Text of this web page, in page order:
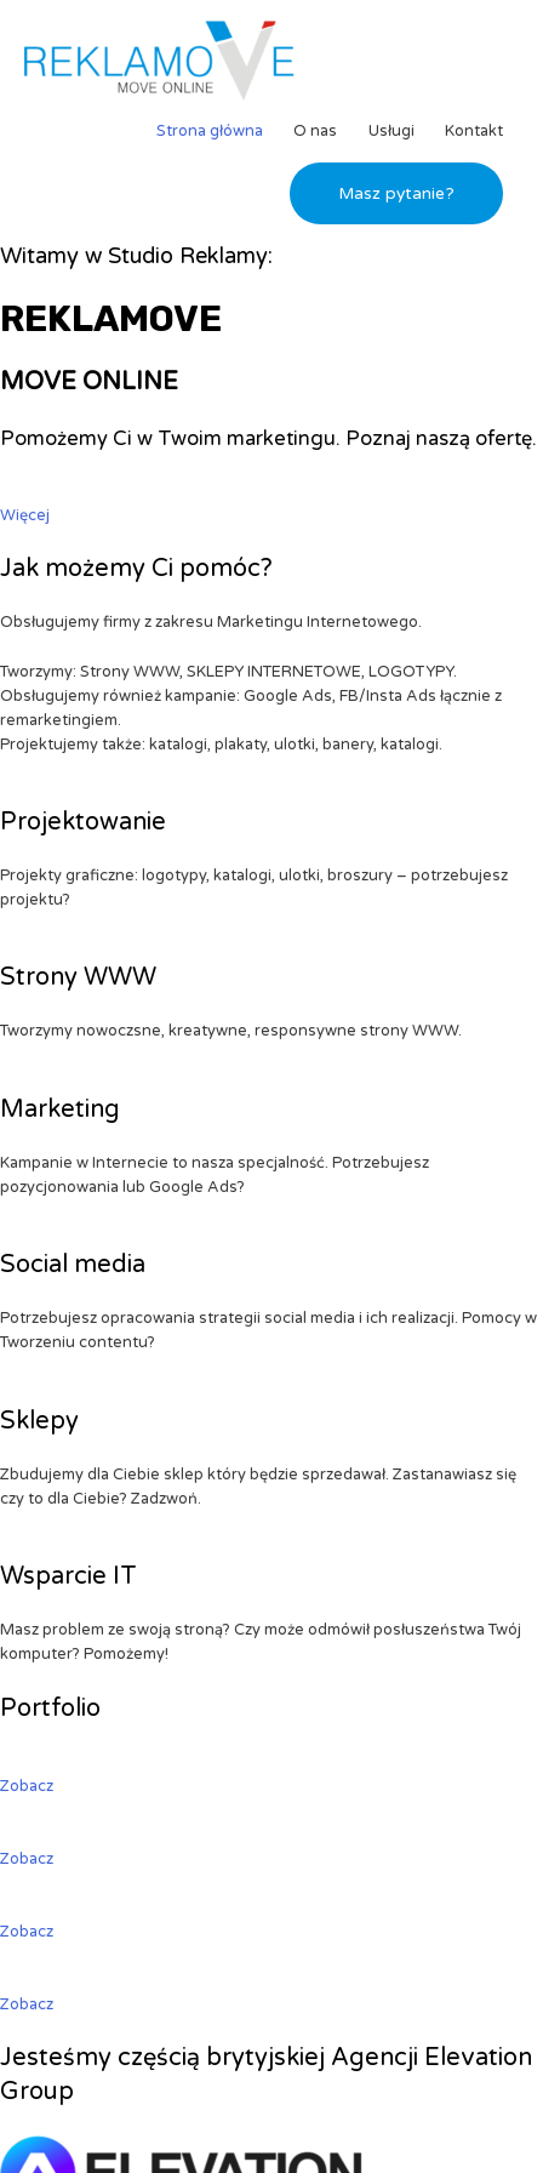
Strona główna O nas Usługi Kontakt
Masz pytanie?
Witamy w Studio Reklamy:
REKLAMOVE
MOVE ONLINE
Pomożemy Ci w Twoim marketingu. Poznaj naszą ofertę.
Więcej
Jak możemy Ci pomóc?
Obsługujemy firmy z zakresu Marketingu Internetowego.
Tworzymy: Strony WWW, SKLEPY INTERNETOWE, LOGOTYPY.
Obsługujemy również kampanie: Google Ads, FB/Insta Ads łącznie z
remarketingiem.
Projektujemy także: katalogi, plakaty, ulotki, banery, katalogi.
Projektowanie
Projekty graficzne: logotypy, katalogi, ulotki, broszury – potrzebujesz
projektu?
Strony WWW
Tworzymy nowoczsne, kreatywne, responsywne strony WWW.
Marketing
Kampanie w Internecie to nasza specjalność. Potrzebujesz
pozycjonowania lub Google Ads?
Social media
Potrzebujesz opracowania strategii social media i ich realizacji. Pomocy w
Tworzeniu contentu?
Sklepy
Zbudujemy dla Ciebie sklep który będzie sprzedawał. Zastanawiasz się
czy to dla Ciebie? Zadzwoń.
Wsparcie IT
Masz problem ze swoją stroną? Czy może odmówił posłuszeństwa Twój
komputer? Pomożemy!
Portfolio
Zobacz
Zobacz
Zobacz
Zobacz
Jesteśmy częścią brytyjskiej Agencji Elevation
Group